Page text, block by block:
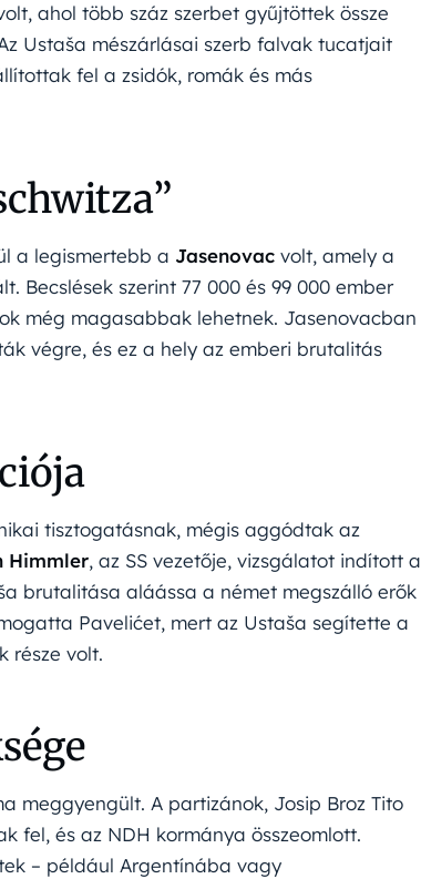
ahol több száz szerbet gyűjtöttek össze
Ustaša mészárlásai szerb falvak tucatjait
fel a zsidók, romák és más
a legismertebb a Jasenovac volt, amely a
Becslések szerint 77 000 és 99 000 ember
még magasabbak lehetnek. Jasenovacban
végre, és ez a hely az emberi brutalitás
tisztogatásnak, mégis aggódtak az
Himmler, az SS vezetője, vizsgálatot indított a
brutalitása aláássa a német megszálló erők
Pavelićet, mert az Ustaša segítette a
része volt.
meggyengült. A partizánok, Josip Broz Tito
fel, és az NDH kormánya összeomlott.
– például Argentínába vagy